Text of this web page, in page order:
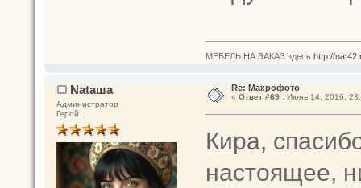
МЕБЕЛЬ НА ЗАКАЗ здесь http://
Nataшa
Администратор
Герой
Re: Макрофото
« Ответ #69 :Июнь 14, 2016,
Кира,
настоящее,